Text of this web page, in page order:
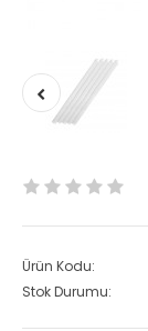
Ürün Kodu:
Stok Durumu: